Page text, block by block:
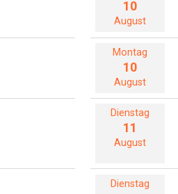
10
August
Montag
10
August
Dienstag
11
August
Dienstag